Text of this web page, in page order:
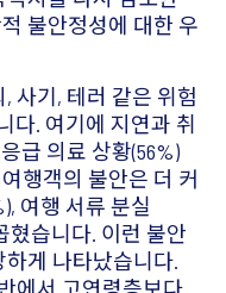
불안정성에 대한 우
사기, 테러 같은 위험
다. 여기에 지연과 취
급 의료 상황(56%)
행객의 불안은 더 커
여행 서류 분실
혔습니다. 이런 불안
게 나타났습니다.